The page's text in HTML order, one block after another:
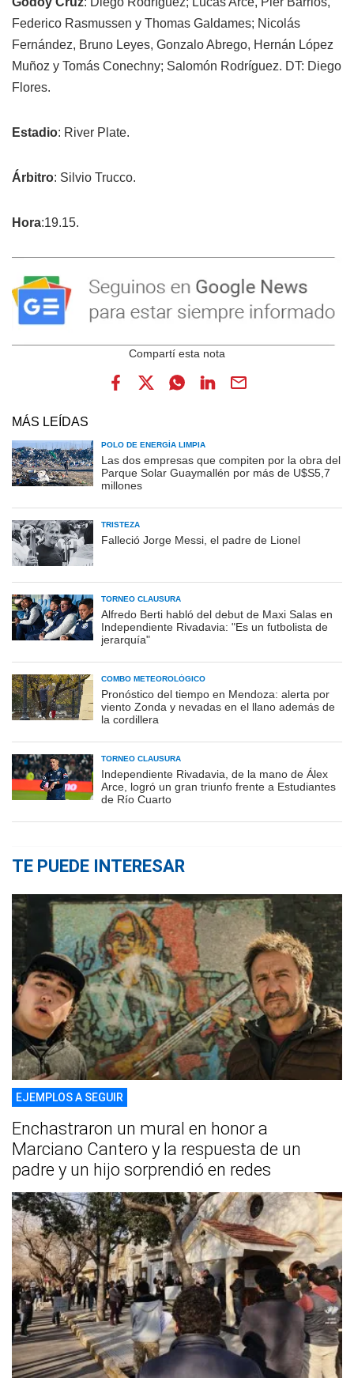
Federico Rasmussen y Thomas Galdames; Nicolás
Fernández, Bruno Leyes, Gonzalo Abrego, Hernán López
Muñoz y Tomás Conechny; Salomón Rodríguez. DT: Diego
Flores.
Estadio: River Plate.
Árbitro: Silvio Trucco.
Hora:19.15.
MÁS LEÍDAS
POLO DE ENERGÍA LIMPIA
Las dos empresas que compiten por la obra del
Parque Solar Guaymallén por más de U$S5,7
millones
TRISTEZA
Falleció Jorge Messi, el padre de Lionel
TORNEO CLAUSURA
Alfredo Berti habló del debut de Maxi Salas en
Independiente Rivadavia: "Es un futbolista de
jerarquía"
COMBO METEOROLÓGICO
Pronóstico del tiempo en Mendoza: alerta por
viento Zonda y nevadas en el llano además de
la cordillera
TORNEO CLAUSURA
Independiente Rivadavia, de la mano de Álex
Arce, logró un gran triunfo frente a Estudiantes
de Río Cuarto
TE PUEDE INTERESAR
EJEMPLOS A SEGUIR
Enchastraron un mural en honor a
Marciano Cantero y la respuesta de un
padre y un hijo sorprendió en redes